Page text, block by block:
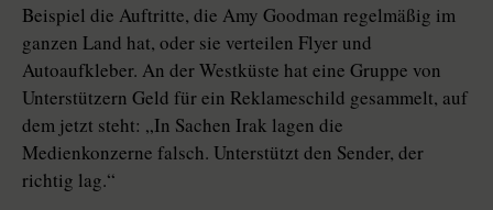
Beispiel die Auftritte, die Amy Goodman regelmäßig im
ganzen Land hat, oder sie verteilen Flyer und
Autoaufkleber. An der Westküste hat eine Gruppe von
Unterstützern Geld für ein Reklameschild gesammelt, auf
dem jetzt steht: „In Sachen Irak lagen die
Medienkonzerne falsch. Unterstützt den Sender, der
richtig lag.“